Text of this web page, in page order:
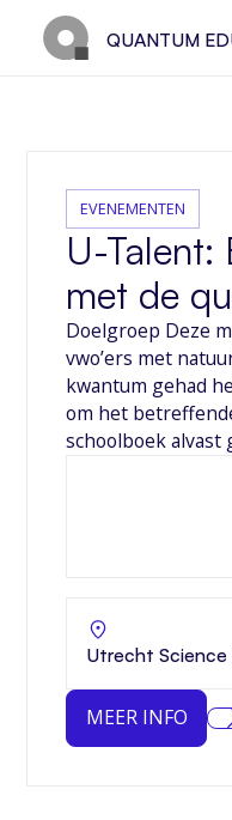
QUANTUM
EVENEMENTEN
U-Talent:
met de
Doelgroep Deze
vwo’ers met
kwantum gehad
om het
schoolboek alvast
Utrecht Science
MEER INFO